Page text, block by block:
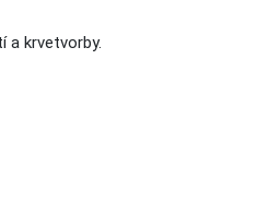
a krvetvorby.